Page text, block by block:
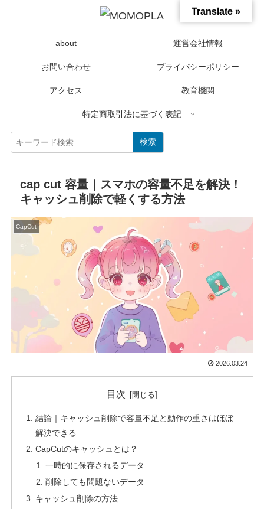
about 運営会社情報
お問い合わせ プライバシーポリシー
アクセス 教育機関
特定商取引法に基づく表記
検索
cap cut 容量｜スマホの容量不足を解決！
キャッシュ削除で軽くする方法
CapCut
2026.03.24
目次
結論｜キャッシュ削除で容量不足と動作の重さはほぼ
解決できる
CapCutのキャッシュとは？
一時的に保存されるデータ
削除しても問題ないデータ
キャッシュ削除の方法
Translate »